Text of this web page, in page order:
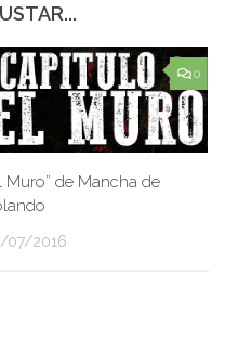
0
Muro” de Mancha de
07/2016